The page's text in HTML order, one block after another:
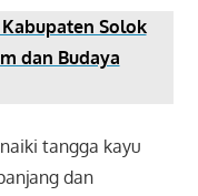
Solok
dan Budaya
tangga kayu
dan